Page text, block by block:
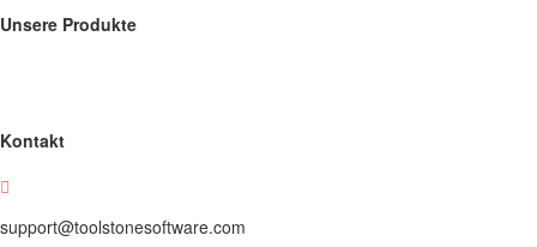
Unsere Produkte
Kontakt
support@toolstonesoftware.com